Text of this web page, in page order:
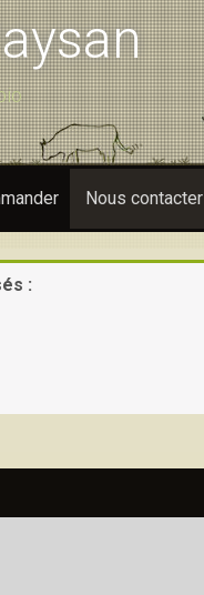
Nous contacter
: